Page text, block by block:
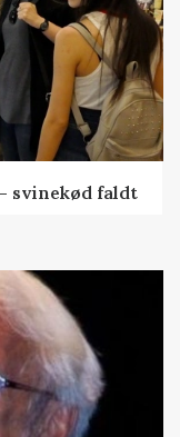
svinekød faldt